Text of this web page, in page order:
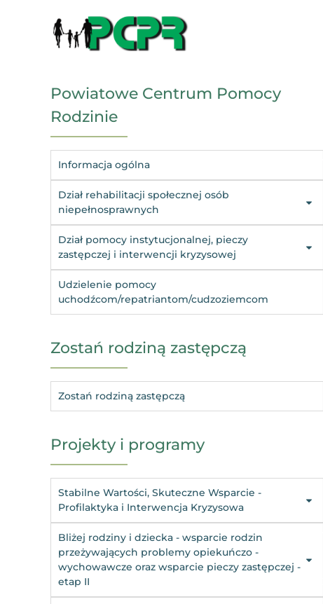
Powiatowe Centrum Pomocy
Rodzinie
Informacja ogólna
Dział rehabilitacji społecznej osób
niepełnosprawnych
Dział pomocy instytucjonalnej, pieczy
zastępczej i interwencji kryzysowej
Udzielenie pomocy
uchodźcom/repatriantom/cudzoziemcom
Zostań rodziną zastępczą
Zostań rodziną zastępczą
Projekty i programy
Stabilne Wartości, Skuteczne Wsparcie -
Profilaktyka i Interwencja Kryzysowa
Bliżej rodziny i dziecka - wsparcie rodzin
przeżywających problemy opiekuńczo -
wychowawcze oraz wsparcie pieczy zastępczej -
etap II